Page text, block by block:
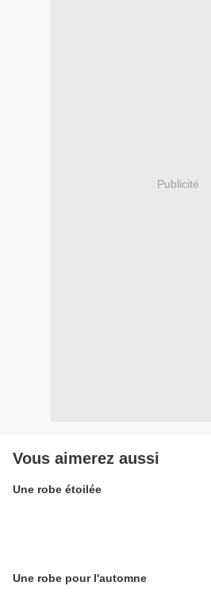
Publicité
Vous aimerez aussi
Une robe étoilée
Une robe pour l'automne